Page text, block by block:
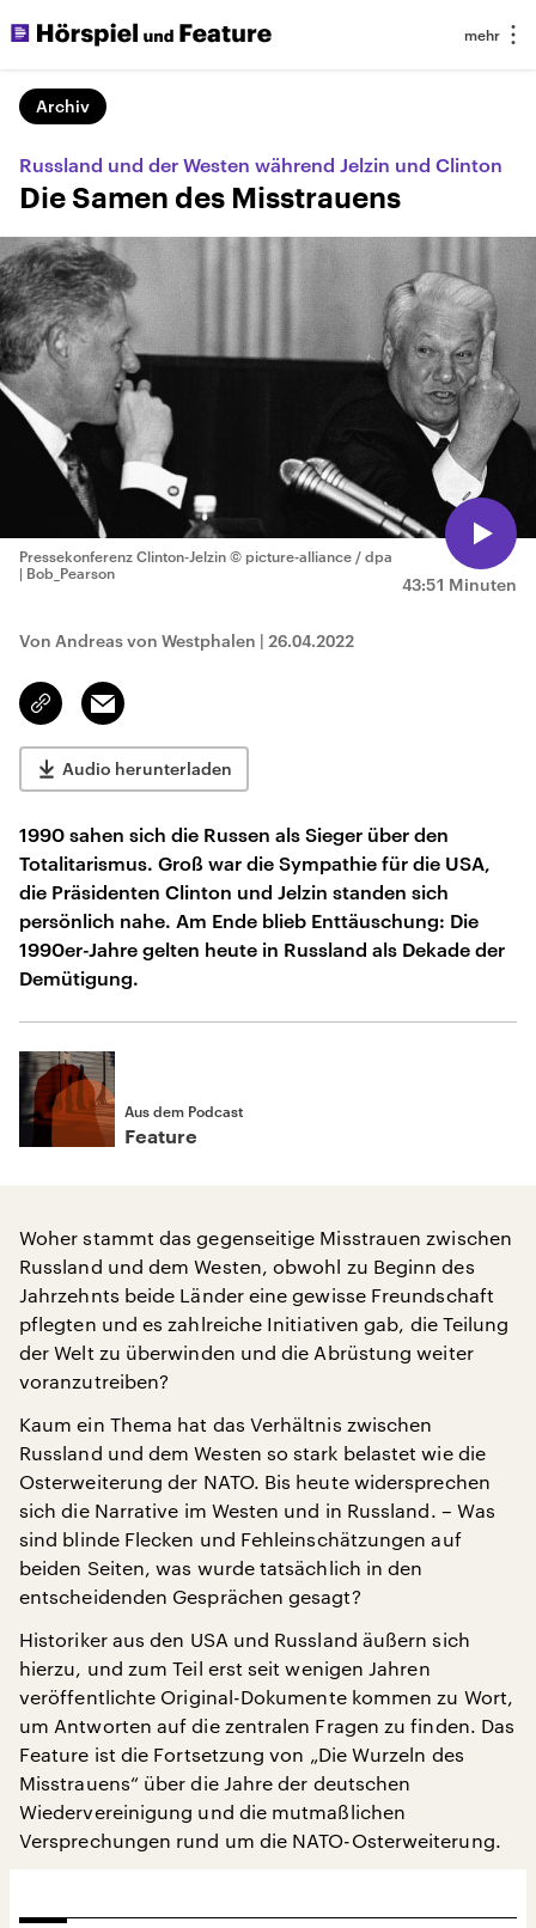
Archiv
Russland und der Westen während Jelzin und Clinton
Die Samen des Misstrauens
43:51 Minuten
Pressekonferenz Clinton-Jelzin © picture-alliance / dpa
| Bob_Pearson
Von Andreas von Westphalen | 26.04.2022
Link
kopieren/teilen
Email
Audio herunterladen
1990 sahen sich die Russen als Sieger über den
Totalitarismus. Groß war die Sympathie für die USA,
die Präsidenten Clinton und Jelzin standen sich
persönlich nahe. Am Ende blieb Enttäuschung: Die
1990er-Jahre gelten heute in Russland als Dekade der
Demütigung.
Aus dem Podcast
Feature
Woher stammt das gegenseitige Misstrauen zwischen
Russland und dem Westen, obwohl zu Beginn des
Jahrzehnts beide Länder eine gewisse Freundschaft
pflegten und es zahlreiche Initiativen gab, die Teilung
der Welt zu überwinden und die Abrüstung weiter
voranzutreiben?
Kaum ein Thema hat das Verhältnis zwischen
Russland und dem Westen so stark belastet wie die
Osterweiterung der NATO. Bis heute widersprechen
sich die Narrative im Westen und in Russland. – Was
sind blinde Flecken und Fehleinschätzungen auf
beiden Seiten, was wurde tatsächlich in den
entscheidenden Gesprächen gesagt?
Historiker aus den USA und Russland äußern sich
hierzu, und zum Teil erst seit wenigen Jahren
veröffentlichte Original-Dokumente kommen zu Wort,
um Antworten auf die zentralen Fragen zu finden. Das
Feature ist die Fortsetzung von „Die Wurzeln des
Misstrauens“ über die Jahre der deutschen
Wiedervereinigung und die mutmaßlichen
Versprechungen rund um die NATO-Osterweiterung.